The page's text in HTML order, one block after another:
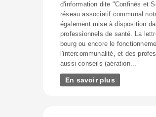
d'information dite "Confinés et
réseau associatif communal
également mise à disposition
professionnels de santé. La
bourg ou encore le
l'intercommunalité, et des
aussi conseils (aération...
En savoir plus